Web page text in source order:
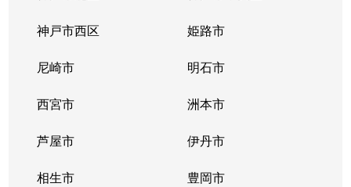
神戸市西区 姫路市
尼崎市 明石市
西宮市 洲本市
芦屋市 伊丹市
相生市 豊岡市